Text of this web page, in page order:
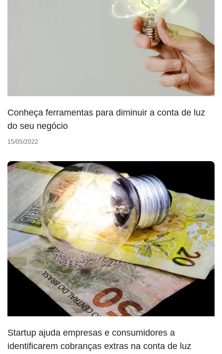
Conheça ferramentas para diminuir a conta de luz
do seu negócio
15/05/2022
Startup ajuda empresas e consumidores a
identificarem cobranças extras na conta de luz